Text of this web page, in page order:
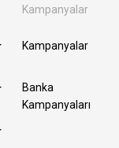
Kampanyalar
Kampanyalar
Banka
Kampanyaları